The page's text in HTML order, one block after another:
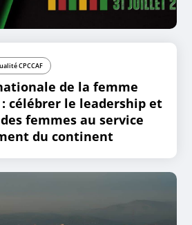
CPCCAF
de la femme
célébrer le leadership et
femmes au service
du continent